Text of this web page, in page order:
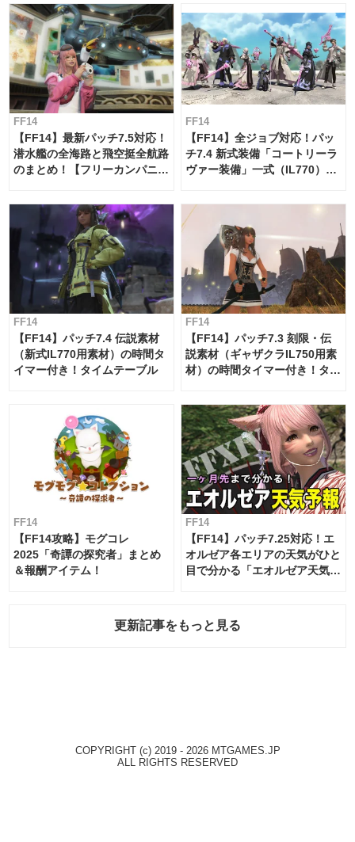
FF14
【FF14】最新パッチ7.5対応！
潜水艦の全海路と飛空挺全航路
のまとめ！【フリーカンパニ
FF14
【FF14】全ジョブ対応！パッ
チ7.4 新式装備「コートリーラ
ヴァー装備」一式（IL770）の
FF14
【FF14】パッチ7.4 伝説素材
（新式IL770用素材）の時間タ
イマー付き！タイムテーブル
FF14
【FF14】パッチ7.3 刻限・伝
説素材（ギャザクラIL750用素
材）の時間タイマー付き！タイ
FF14
【FF14攻略】モグコレ
2025「奇譚の探究者」まとめ
＆報酬アイテム！
FF14
【FF14】パッチ7.25対応！エ
オルゼア各エリアの天気がひと
目で分かる「エオルゼア天気予
更新記事をもっと見る
COPYRIGHT (c) 2019 - 2026 MTGAMES.JP
ALL RIGHTS RESERVED